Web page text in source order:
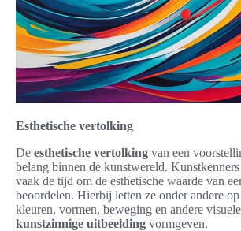
Esthetische vertolking
De esthetische vertolking van een
belang binnen de kunstwereld.
vaak de tijd om de esthetische waarde van
beoordelen. Hierbij letten ze onder andere
kleuren, vormen, beweging en andere
kunstzinnige uitbeelding vormgeven.